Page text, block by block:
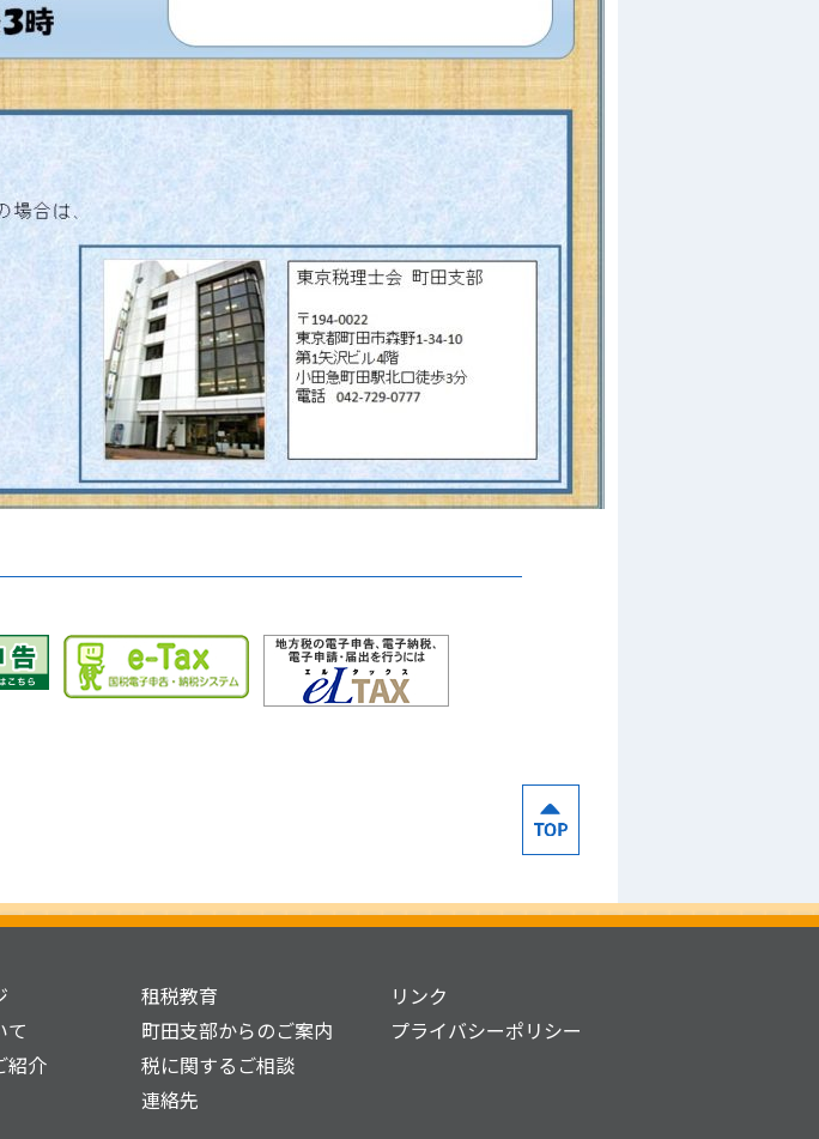
て
紹介
租税教育
町田支部からのご案内
税に関するご相談
連絡先
リンク
プライバシーポリシー